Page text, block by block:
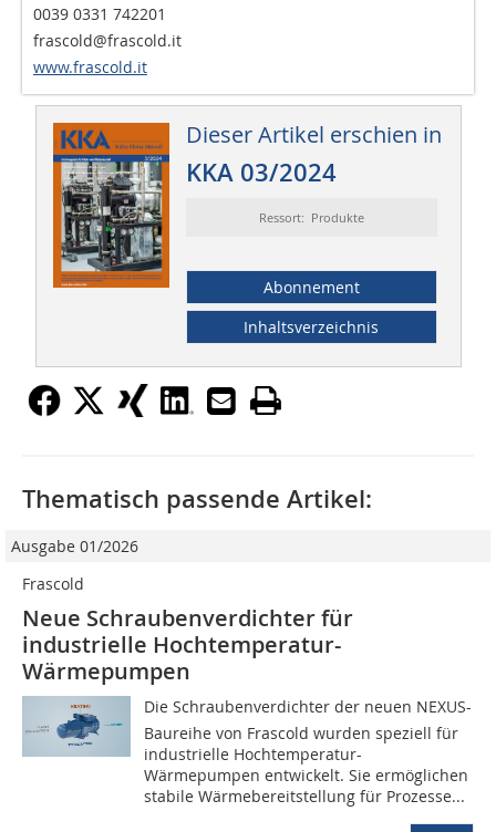
0039 0331 742201
frascold@frascold.it
www.frascold.it
Dieser Artikel erschien in
KKA 03/2024
Ressort: Produkte
Abonnement
Inhaltsverzeichnis
Thematisch passende Artikel:
Ausgabe 01/2026
Frascold
Neue Schraubenverdichter für
industrielle Hochtemperatur-
Wärmepumpen
Die Schraubenverdichter der neuen NEXUS-
Baureihe von Frascold wurden speziell für
industrielle Hochtemperatur-
Wärmepumpen entwickelt. Sie ermöglichen
stabile Wärmebereitstellung für Prozesse...